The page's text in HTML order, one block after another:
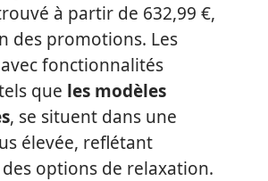
à partir de 632,99 €,
des promotions. Les
fonctionnalités
que les modèles
, se situent dans une
élevée, reflétant
des options de relaxation.